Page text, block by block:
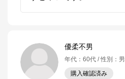
優柔不男
年代 ： 60代 性別 ：
購入確認済み